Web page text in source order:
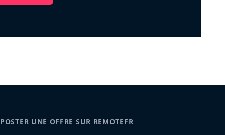
POSTER UNE OFFRE SUR REMOTEFR